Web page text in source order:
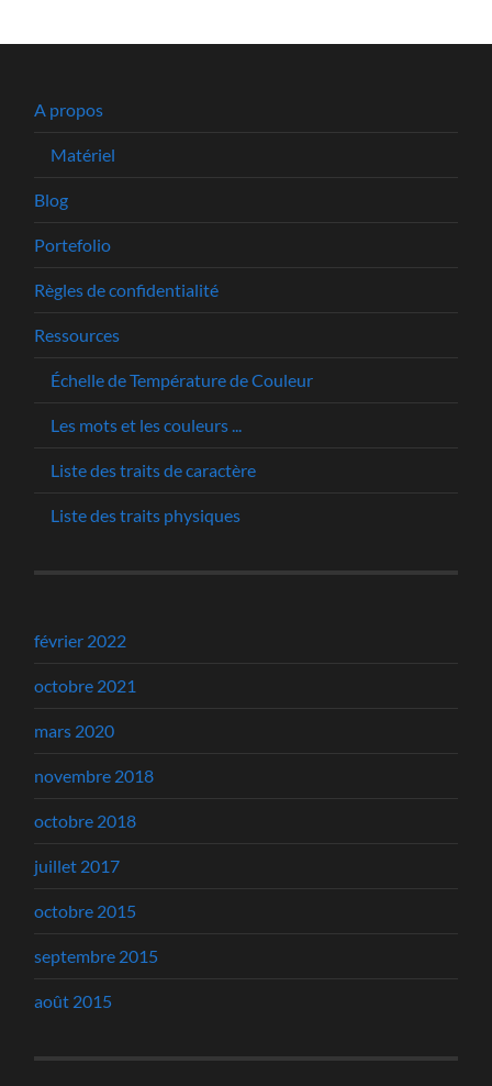
A propos
Matériel
Blog
Portefolio
Règles de confidentialité
Ressources
Échelle de Température de Couleur
Les mots et les couleurs ...
Liste des traits de caractère
Liste des traits physiques
février 2022
octobre 2021
mars 2020
novembre 2018
octobre 2018
juillet 2017
octobre 2015
septembre 2015
août 2015